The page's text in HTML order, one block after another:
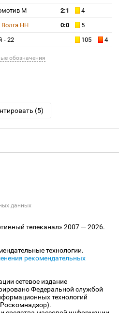
М 2:1
4
Волга НН 0:0
5
- 22 105 4
обозначения
(5)
данных
телеканал» 2007 — 2026.
технологии.
рекомендательных
сетевое издание
Федеральной службой
технологий